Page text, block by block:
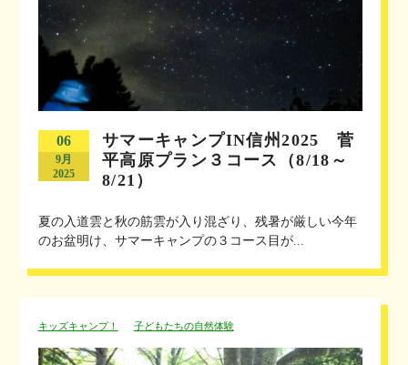
06
9月
2025
サマーキャンプIN信州2025 菅
平高原プラン３コース（8/18～
8/21）
夏の入道雲と秋の筋雲が入り混ざり、残暑が厳しい今年
のお盆明け、サマーキャンプの３コース目が...
キッズキャンプ！ 子どもたちの自然体験